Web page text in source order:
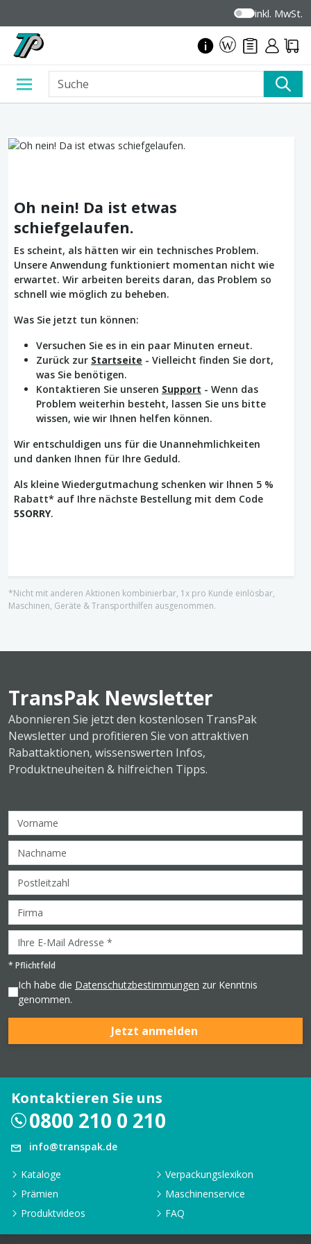
inkl. MwSt.
Oh nein! Da ist etwas
schiefgelaufen.
Es scheint, als hätten wir ein technisches Problem.
Unsere Anwendung funktioniert momentan nicht wie
erwartet. Wir arbeiten bereits daran, das Problem so
schnell wie möglich zu beheben.
Was Sie jetzt tun können:
Versuchen Sie es in ein paar Minuten erneut.
Zurück zur Startseite - Vielleicht finden Sie dort,
was Sie benötigen.
Kontaktieren Sie unseren Support - Wenn das
Problem weiterhin besteht, lassen Sie uns bitte
wissen, wie wir Ihnen helfen können.
Wir entschuldigen uns für die Unannehmlichkeiten
und danken Ihnen für Ihre Geduld.
Als kleine Wiedergutmachung schenken wir Ihnen 5 %
Rabatt* auf Ihre nächste Bestellung mit dem Code
5SORRY.
*Nicht mit anderen Aktionen kombinierbar, 1x pro Kunde einlösbar,
Maschinen, Geräte & Transporthilfen ausgenommen.
TransPak Newsletter
Abonnieren Sie jetzt den kostenlosen TransPak
Newsletter und profitieren Sie von attraktiven
Rabattaktionen, wissenswerten Infos,
Produktneuheiten & hilfreichen Tipps.
* Pflichtfeld
Ich habe die Datenschutzbestimmungen zur Kenntnis
genommen.
Jetzt anmelden
Kontaktieren Sie uns
0800 210 0 210
info@transpak.de
Kataloge
Verpackungslexikon
Prämien
Maschinenservice
Produktvideos
FAQ